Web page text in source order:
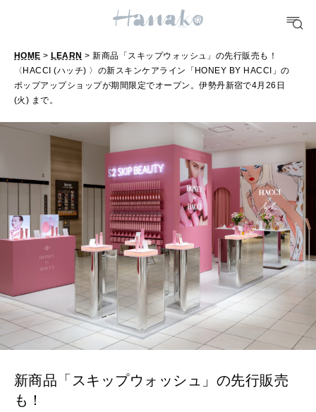
FORTUNE
明日のわたし
[12星座別] Monthly Love Holoscope
女神まり愛のタロットメッセージ
算命学がわかる今月のあなた
HEALTH
LEARN
知る、考える
MAMA
ママもいろいろ
SUSTAINABLE
わたしができること
HOME > LEARN > 新商品「スキップウォッシュ」の先行販売も！
〈HACCI (ハッチ) 〉の新スキンケアライン「HONEY BY HACCI」の
ポップアップショップが期間限定でオープン。伊勢丹新宿で4月26日
(火) まで。
新商品「スキップウォッシュ」の先行販売
も！